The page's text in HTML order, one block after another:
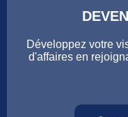
Développez votre
d'affaires en